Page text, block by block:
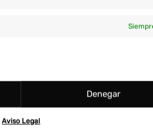
Denegar
Aviso Legal